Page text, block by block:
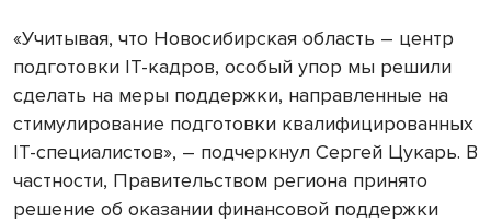
«Учитывая, что Новосибирская область – центр
подготовки IT-кадров, особый упор мы решили
сделать на меры поддержки, направленные на
стимулирование подготовки квалифицированных
IT-специалистов», – подчеркнул Сергей Цукарь. В
частности, Правительством региона принято
решение об оказании финансовой поддержки